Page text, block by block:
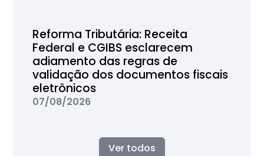
Reforma Tributária: Receita
Federal e CGIBS esclarecem
adiamento das regras de
validação dos documentos fiscais
eletrônicos
07/08/2026
Ver todos